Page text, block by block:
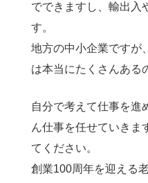
でできますし、輸出入
す。
地方の中小企業ですが
は本当にたくさんある
自分で考えて仕事を進
ん仕事を任せていきま
てください。
創業100周年を迎える